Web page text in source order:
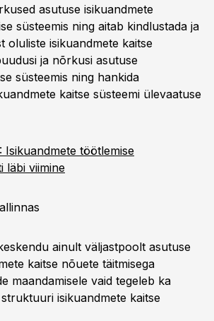
asutuse isikuandmete
süsteemis ning aitab kindlustada ja
oluliste isikuandmete kaitse
ja nõrkusi asutuse
süsteemis ning hankida
kaitse süsteemi ülevaatuse
Isikuandmete töötlemise
läbi viimine
ainult väljastpoolt asutuse
kaitse nõuete täitmisega
maandamisele vaid tegeleb ka
isikuandmete kaitse